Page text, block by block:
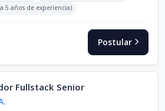
5 años de experiencia)
Postular
Fullstack Senior